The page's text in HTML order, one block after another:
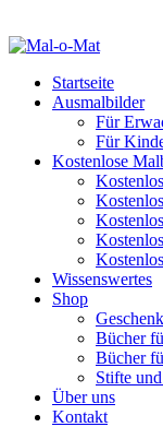
Startseite
Ausmalbilder
Für
Für
Kostenlose
Wissenswertes
Shop
Bücher
Bücher
Stifte
Über uns
Kontakt